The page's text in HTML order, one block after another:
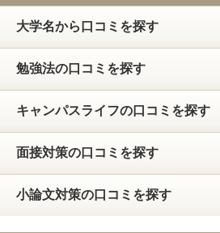
大学名から口コミを探す
勉強法の口コミを探す
キャンパスライフの口コミを探す
面接対策の口コミを探す
小論文対策の口コミを探す